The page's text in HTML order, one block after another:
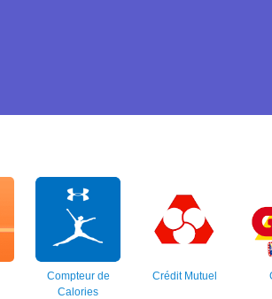
Compteur de
Calories
Crédit Mutuel